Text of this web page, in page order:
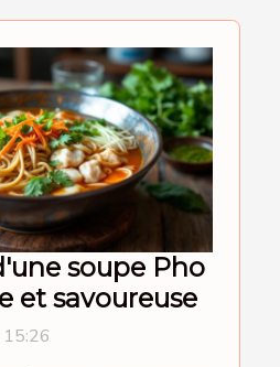
soupe Pho
et savoureuse
15:26